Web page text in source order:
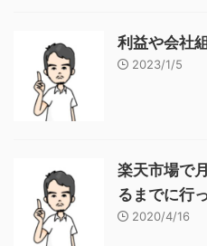
利益や会社
2023/1/5
楽天市場で
るまでに行
2020/4/16